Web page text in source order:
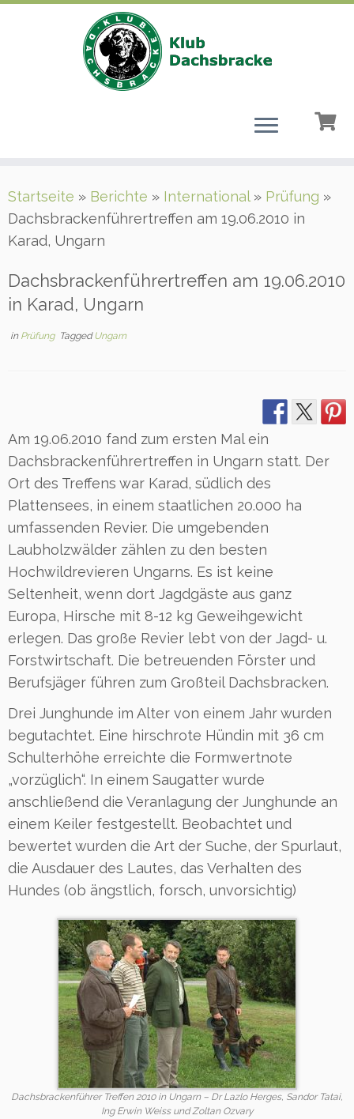
Inhalt
springen
Startseite » Berichte » International » Prüfung »
Dachsbrackenführertreffen am 19.06.2010 in
Karad, Ungarn
Dachsbrackenführertreffen am 19.06.2010
in Karad, Ungarn
in Prüfung TaggedUngarn
Am 19.06.2010 fand zum ersten Mal ein
Dachsbrackenführertreffen in Ungarn statt. Der
Ort des Treffens war Karad, südlich des
Plattensees, in einem staatlichen 20.000 ha
umfassenden Revier. Die umgebenden
Laubholzwälder zählen zu den besten
Hochwildrevieren Ungarns. Es ist keine
Seltenheit, wenn dort Jagdgäste aus ganz
Europa, Hirsche mit 8-12 kg Geweihgewicht
erlegen. Das große Revier lebt von der Jagd- u.
Forstwirtschaft. Die betreuenden Förster und
Berufsjäger führen zum Großteil Dachsbracken.
Drei Junghunde im Alter von einem Jahr wurden
begutachtet. Eine hirschrote Hündin mit 36 cm
Schulterhöhe erreichte die Formwertnote
„vorzüglich“. In einem Saugatter wurde
anschließend die Veranlagung der Junghunde an
einem Keiler festgestellt. Beobachtet und
bewertet wurden die Art der Suche, der Spurlaut,
die Ausdauer des Lautes, das Verhalten des
Hundes (ob ängstlich, forsch, unvorsichtig)
Dachsbrackenführer Treffen 2010 in Ungarn – Dr Lazlo Herges, Sandor Tatai,
Ing Erwin Weiss und Zoltan Ozvary